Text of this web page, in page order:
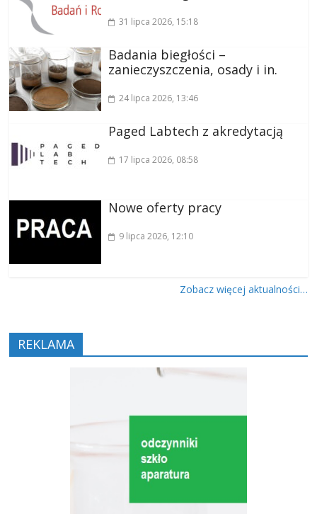
31 lipca 2026, 15:18
Badania biegłości –
zanieczyszczenia, osady i in.
24 lipca 2026, 13:46
Paged Labtech z akredytacją
17 lipca 2026, 08:58
Nowe oferty pracy
9 lipca 2026, 12:10
Zobacz więcej aktualności…
REKLAMA